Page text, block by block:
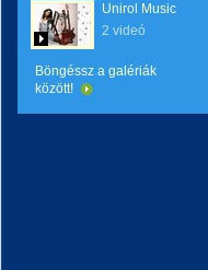
Unirol Music
2 videó
Böngéssz a galériák
között!